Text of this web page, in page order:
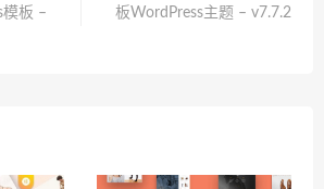
模板 –
板WordPress主题 – v7.7.2